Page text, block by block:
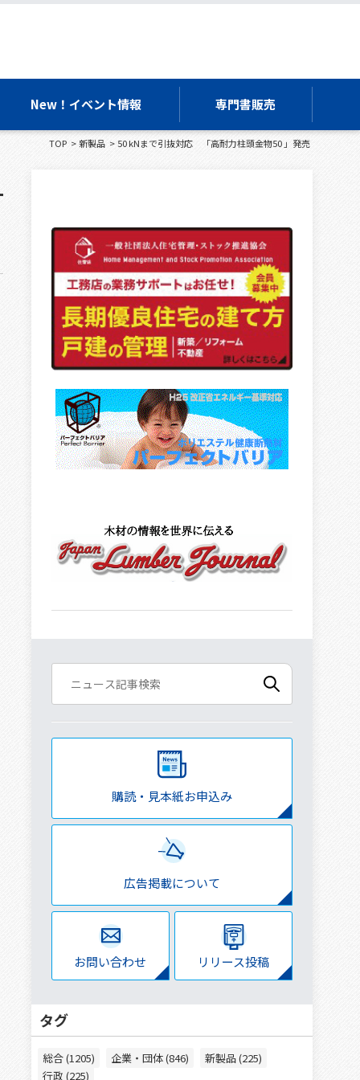
New！イベント情報 専門書販売
TOP 新製品 50 kNまで引抜対応 「高耐力柱頭金物50 」発売
購読・見本紙お申込み
広告掲載について
お問い合わせ リリース投稿
タグ
総合 (1205) 企業・団体 (846)
新製品 (225)
行政 (225)